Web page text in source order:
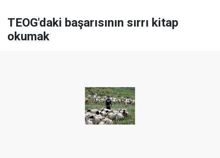
TEOG'daki başarısının sırrı kitap
okumak